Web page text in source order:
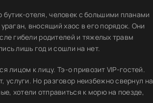
отеля, человек с большими планами
вносящий хаос в его порядок. Они
гибели родителей и тяжелых травм
лишь год и сошли на нет.
лицом к лицу. Тэ-о привозит VIP-гостей.
Но разговор неизбежно свернул на
хотели отправиться к морю на поезде,